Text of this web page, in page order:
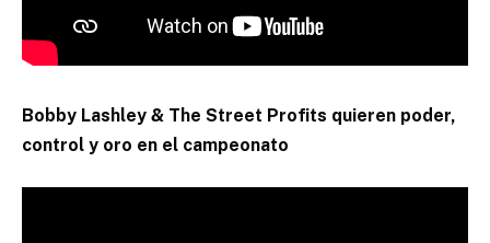
Bobby Lashley & The Street Profits quieren poder,
control y oro en el campeonato